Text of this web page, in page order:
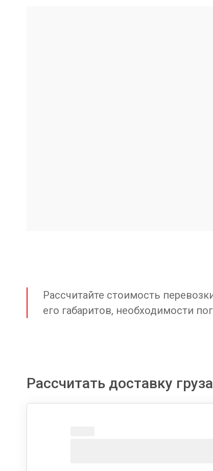
Рассчитайте стоимость
его габаритов, необходимости
Рассчитать доставку груза